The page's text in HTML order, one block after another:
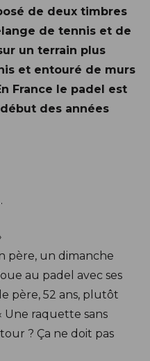
de deux timbres
de tennis et de
un terrain plus
et entouré de murs
France le padel est
des années
père, un dimanche
au padel avec ses
père, 52 ans, plutôt
raquette sans
? Ça ne doit pas